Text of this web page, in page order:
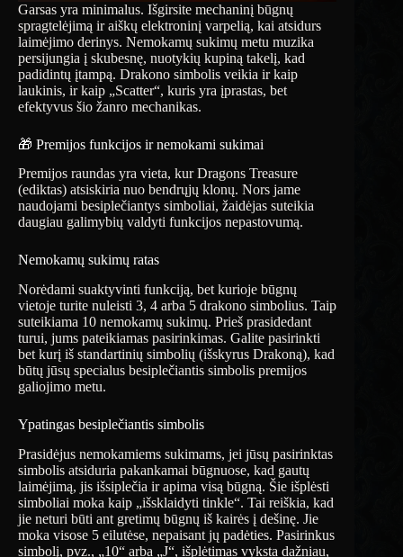
Garsas yra minimalus. Išgirsite mechaninį būgnų
spragtelėjimą ir aiškų elektroninį varpelią, kai atsidurs
laimėjimo derinys. Nemokamų sukimų metu muzika
persijungia į skubesnę, nuotykių kupiną takelį, kad
padidintų įtampą. Drakono simbolis veikia ir kaip
laukinis, ir kaip „Scatter“, kuris yra įprastas, bet
efektyvus šio žanro mechanikas.
🎁 Premijos funkcijos ir nemokami sukimai
Premijos raundas yra vieta, kur Dragons Treasure
(ediktas) atsiskiria nuo bendrųjų klonų. Nors jame
naudojami besiplečiantys simboliai, žaidėjas suteikia
daugiau galimybių valdyti funkcijos nepastovumą.
Nemokamų sukimų ratas
Norėdami suaktyvinti funkciją, bet kurioje būgnų
vietoje turite nuleisti 3, 4 arba 5 drakono simbolius. Taip
suteikiama 10 nemokamų sukimų. Prieš prasidedant
turui, jums pateikiamas pasirinkimas. Galite pasirinkti
bet kurį iš standartinių simbolių (išskyrus Drakoną), kad
būtų jūsų specialus besiplečiantis simbolis premijos
galiojimo metu.
Ypatingas besiplečiantis simbolis
Prasidėjus nemokamiems sukimams, jei jūsų pasirinktas
simbolis atsiduria pakankamai būgnuose, kad gautų
laimėjimą, jis išsiplečia ir apima visą būgną. Šie išplėsti
simboliai moka kaip „išsklaidyti tinkle“. Tai reiškia, kad
jie neturi būti ant gretimų būgnų iš kairės į dešinę. Jie
moka visose 5 eilutėse, nepaisant jų padėties. Pasirinkus
simbolį, pvz., „10“ arba „J“, išplėtimas vyksta dažniau,